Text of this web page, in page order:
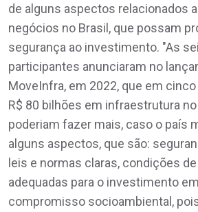
de alguns aspectos relacionados
negócios no Brasil, que possam
segurança ao investimento. "As
participantes anunciaram no
MoveInfra, em 2022, que em
R$ 80 bilhões em infraestrutura
poderiam fazer mais, caso o país
alguns aspectos, que são:
leis e normas claras, condições
adequadas para o investimento
compromisso socioambiental,